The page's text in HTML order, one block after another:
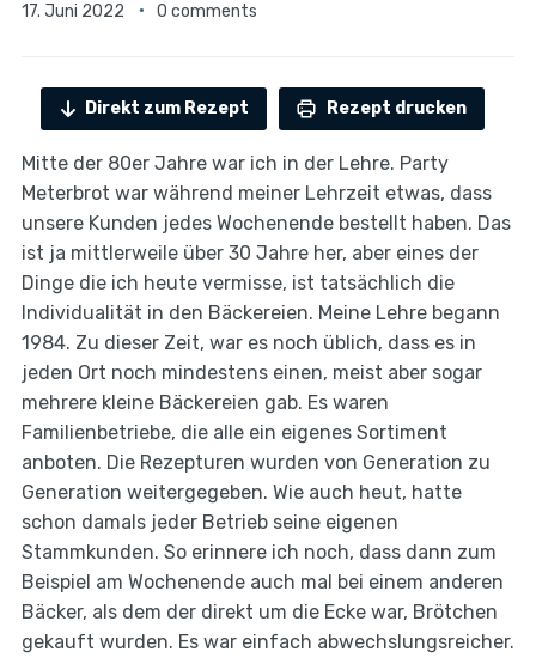
17. Juni 2022 0 comments
Direkt zum Rezept Rezept drucken
Mitte der 80er Jahre war ich in der Lehre. Party
Meterbrot war während meiner Lehrzeit etwas, dass
unsere Kunden jedes Wochenende bestellt haben. Das
ist ja mittlerweile über 30 Jahre her, aber eines der
Dinge die ich heute vermisse, ist tatsächlich die
Individualität in den Bäckereien. Meine Lehre begann
1984. Zu dieser Zeit, war es noch üblich, dass es in
jeden Ort noch mindestens einen, meist aber sogar
mehrere kleine Bäckereien gab. Es waren
Familienbetriebe, die alle ein eigenes Sortiment
anboten. Die Rezepturen wurden von Generation zu
Generation weitergegeben. Wie auch heut, hatte
schon damals jeder Betrieb seine eigenen
Stammkunden. So erinnere ich noch, dass dann zum
Beispiel am Wochenende auch mal bei einem anderen
Bäcker, als dem der direkt um die Ecke war, Brötchen
gekauft wurden. Es war einfach abwechslungsreicher.